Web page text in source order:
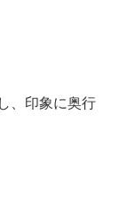
、印象に奥行